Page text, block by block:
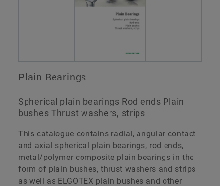
Plain Bearings
Spherical plain bearings Rod ends Plain
bushes Thrust washers, strips
This catalogue contains radial, angular contact
and axial spherical plain bearings, rod ends,
metal/polymer composite plain bearings in the
form of plain bushes, thrust washers and strips
as well as ELGOTEX plain bushes and other